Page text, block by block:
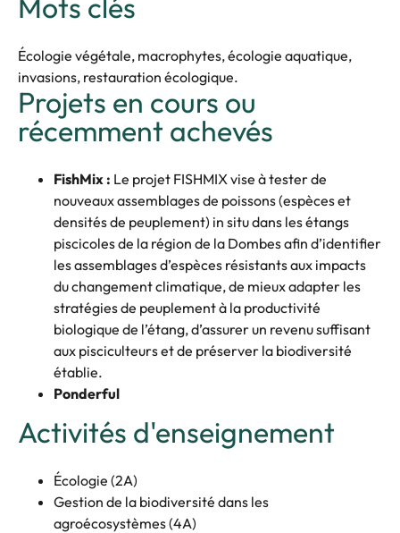
Mots clés
Écologie végétale, macrophytes, écologie aquatique,
invasions, restauration écologique.
Projets en cours ou
récemment achevés
FishMix : Le projet FISHMIX vise à tester de
nouveaux assemblages de poissons (espèces et
densités de peuplement) in situ dans les étangs
piscicoles de la région de la Dombes afin d’identifier
les assemblages d’espèces résistants aux impacts
du changement climatique, de mieux adapter les
stratégies de peuplement à la productivité
biologique de l’étang, d’assurer un revenu suffisant
aux pisciculteurs et de préserver la biodiversité
établie.
Ponderful
Activités d'enseignement
Écologie (2A)
Gestion de la biodiversité dans les
agroécosystèmes (4A)